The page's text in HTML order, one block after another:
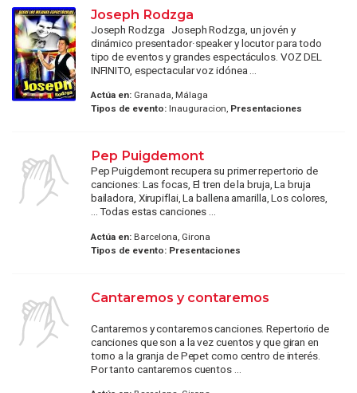
Joseph Rodzga
Joseph Rodzga Joseph Rodzga, un jovén y
dinámico presentador·speaker y locutor para todo
tipo de eventos y grandes espectáculos. VOZ DEL
INFINITO, espectacular voz idónea ...
Actúa en:Granada, Málaga
Tipos de evento:Inauguracion, Presentaciones
Pep Puigdemont
Pep Puigdemont recupera su primer repertorio de
canciones: Las focas, El tren de la bruja, La bruja
bailadora, Xirupiflai, La ballena amarilla, Los colores,
... Todas estas canciones ...
Actúa en:Barcelona, Girona
Tipos de evento: Presentaciones
Cantaremos y contaremos
Cantaremos y contaremos canciones. Repertorio de
canciones que son a la vez cuentos y que giran en
torno a la granja de Pepet como centro de interés.
Por tanto cantaremos cuentos ...